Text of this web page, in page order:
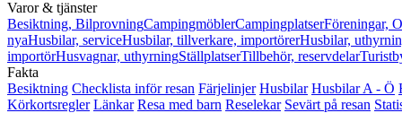
Varor & tjänster
Besiktning, BilprovningCampingmöblerCampingplatserFöreningar,
nyaHusbilar, serviceHusbilar, tillverkare, importörerHusbilar,
importörHusvagnar, uthyrningStällplatserTillbehör, reservdelar
Fakta
Besiktning Checklista inför resan Färjelinjer Husbilar Husbilar A - Ö
Körkortsregler Länkar Resa med barn Reselekar Sevärt på resan